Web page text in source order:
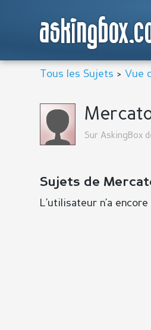
Tous les Sujets > Vue
Sur AskingBox
Sujets de
L’utilisateur n’a